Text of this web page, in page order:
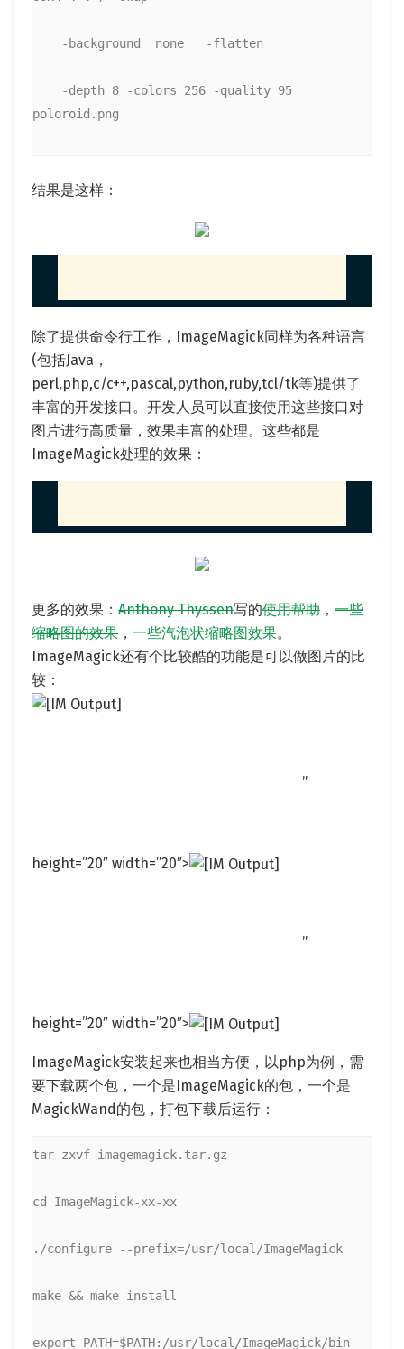
    -background  none   -flatten
poloroid.png
结果是这样：
除了提供命令行工作，ImageMagick同样为各种语言
(包括Java，
perl,php,c/c++,pascal,python,ruby,tcl/tk等)提供了
丰富的开发接口。开发人员可以直接使用这些接口对
图片进行高质量，效果丰富的处理。这些都是
ImageMagick处理的效果：
更多的效果： Anthony Thyssen写的使用帮助 ， 一些
缩略图的效果 ， 一些汽泡状缩略图效果。
ImageMagick还有个比较酷的功能是可以做图片的比
较：
”
height=”20″ width=”20″>
”
height=”20″ width=”20″>
ImageMagick安装起来也相当方便，以php为例，需
要下载两个包，一个是ImageMagick的包，一个是
MagickWand的包，打包下载后运行：
tar zxvf imagemagick.tar.gz
cd ImageMagick-xx-xx
./configure --prefix=/usr/local/ImageMagick
make && make install
export PATH=$PATH:/usr/local/ImageMagick/bin